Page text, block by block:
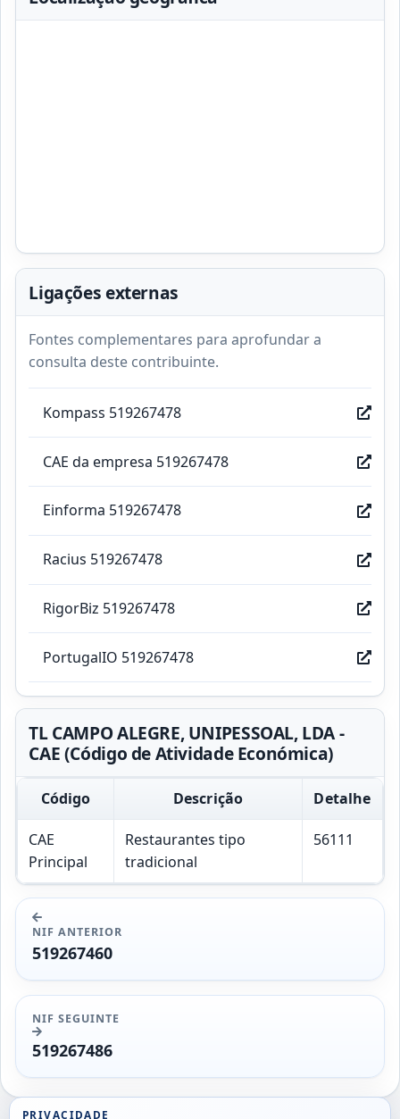
Ligações externas
Fontes complementares para aprofundar a
consulta deste contribuinte.
Kompass 519267478
CAE da empresa 519267478
Einforma 519267478
Racius 519267478
RigorBiz 519267478
PortugalIO 519267478
TL CAMPO ALEGRE, UNIPESSOAL, LDA -
CAE (Código de Atividade Económica)
Código Descrição Detalhe
CAE
Principal
Restaurantes tipo
tradicional
56111
NIF ANTERIOR
519267460
NIF SEGUINTE
519267486
PRIVACIDADE